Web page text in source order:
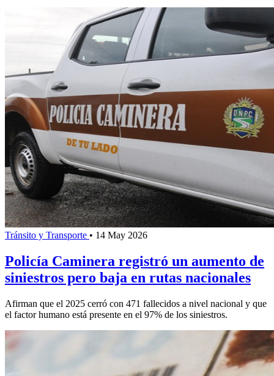
Tránsito y Transporte • 14 May 2026
Policía Caminera registró un aumento de
siniestros pero baja en rutas nacionales
Afirman que el 2025 cerró con 471 fallecidos a nivel nacional y que
el factor humano está presente en el 97% de los siniestros.